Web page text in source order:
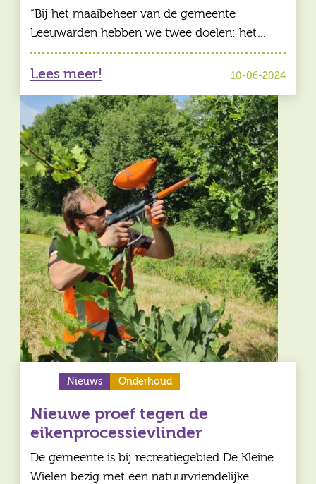
“Bij het maaibeheer van de gemeente
Leeuwarden hebben we twee doelen: het…
Lees meer! 10-06-2024
Nieuws Onderhoud
Nieuwe proef tegen de
eikenprocessievlinder
De gemeente is bij recreatiegebied De Kleine
Wielen bezig met een natuurvriendelijke…